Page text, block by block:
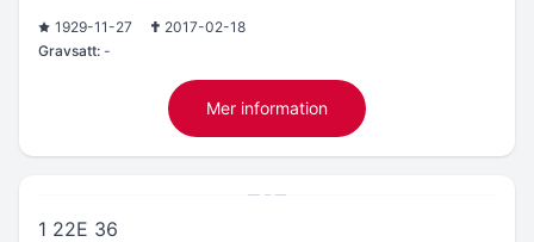
1929-11-27
2017-02-18
Gravsatt: -
Mer information
1 22E 36